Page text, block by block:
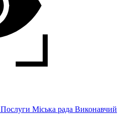
Послуги Міська рада Виконавчий